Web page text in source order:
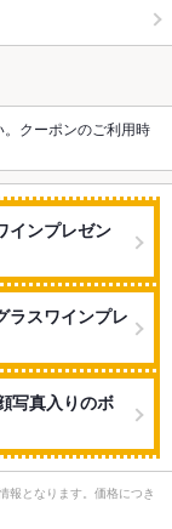
クーポンのご利用時
インプレゼン
ラスワインプレ
写真入りのボ
報となります。価格につき